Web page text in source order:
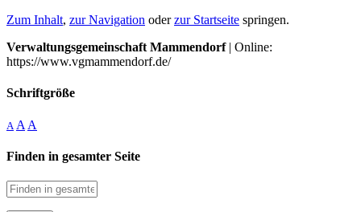
Zum Inhalt, zur Navigation oderzur Startseite springen.
Verwaltungsgemeinschaft Mammendorf| Online:
https://www.vgmammendorf.de/
Schriftgröße
A A A
Finden in gesamter Seite